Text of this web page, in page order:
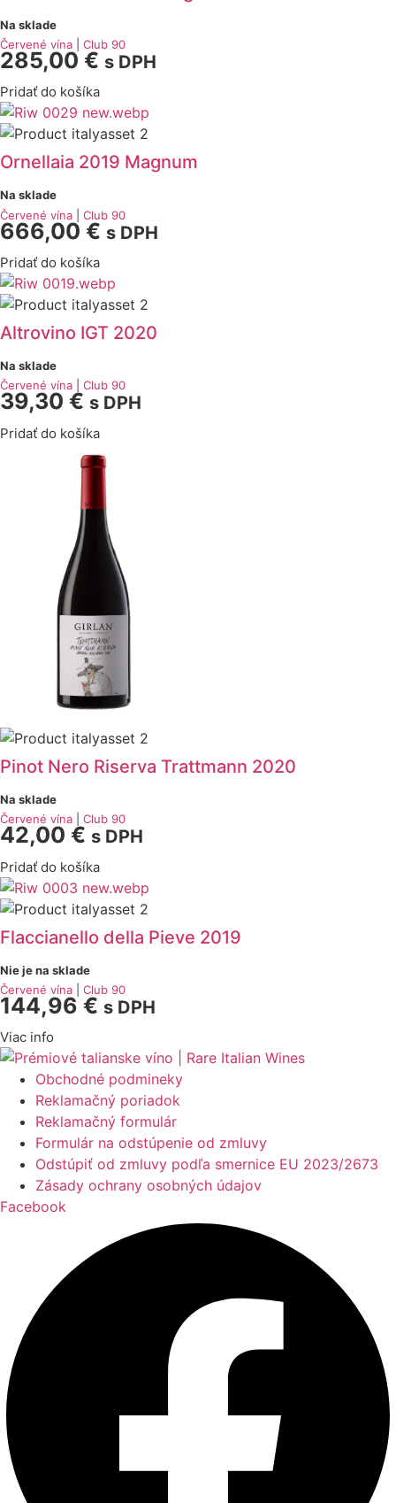
Na sklade
Červené vína
Club 90
285,00 € s DPH
Pridať do košíka
Ornellaia 2019 Magnum
Na sklade
Červené vína
Club 90
666,00 € s DPH
Pridať do košíka
Altrovino IGT 2020
Na sklade
Červené vína
Club 90
39,30 € s DPH
Pridať do košíka
Pinot Nero Riserva Trattmann 2020
Na sklade
Červené vína
Club 90
42,00 € s DPH
Pridať do košíka
Flaccianello della Pieve 2019
Nie je na sklade
Červené vína
Club 90
144,96 € s DPH
Viac info
Obchodné podmineky
Reklamačný poriadok
Reklamačný formulár
Formulár na odstúpenie od zmluvy
Odstúpiť od zmluvy podľa smernice EU 2023/2673
Zásady ochrany osobných údajov
Facebook